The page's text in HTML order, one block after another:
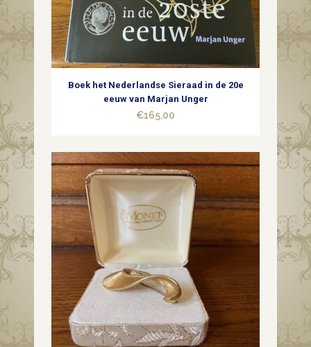
Boek het Nederlandse Sieraad in de 20e
eeuw van Marjan Unger
€165,00